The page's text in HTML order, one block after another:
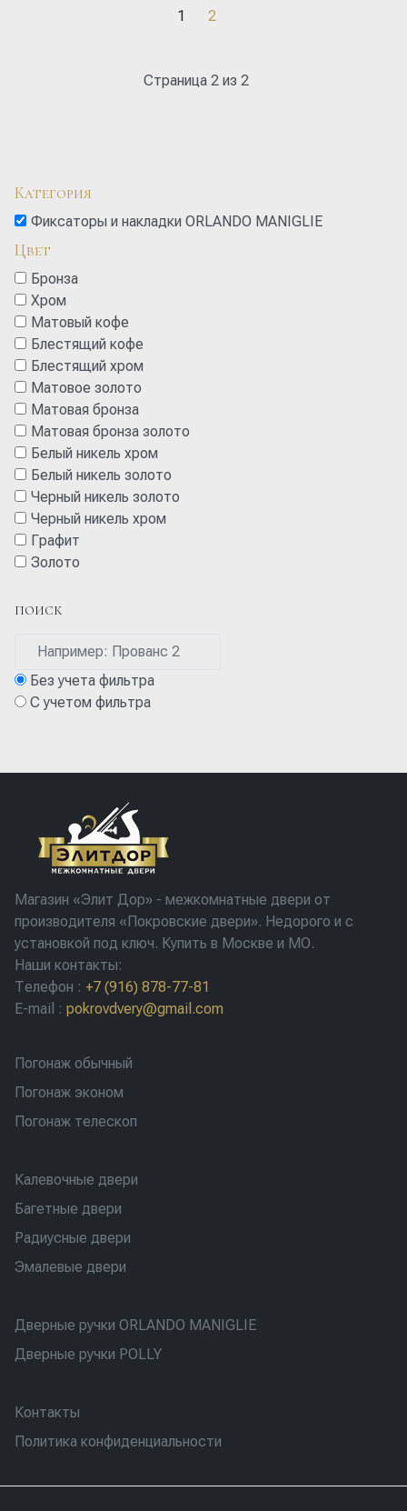
1 2
Страница 2 из 2
Категория
Фиксаторы и накладки ORLANDO MANIGLIE
Цвет
Бронза
Хром
Матовый кофе
Блестящий кофе
Блестящий хром
Матовое золото
Матовая бронза
Матовая бронза золото
Белый никель хром
Белый никель золото
Черный никель золото
Черный никель хром
Графит
Золото
ПОИСК
Без учета фильтра
С учетом фильтра
Магазин «Элит Дор» - межкомнатные двери от
производителя «Покровские двери». Недорого и с
установкой под ключ. Купить в Москве и МО.
Наши контакты:
Телефон : +7 (916) 878-77-81
E-mail : pokrovdvery@gmail.com
Погонаж обычный
Погонаж эконом
Погонаж телескоп
Калевочные двери
Багетные двери
Радиусные двери
Эмалевые двери
Дверные ручки ORLANDO MANIGLIE
Дверные ручки POLLY
Контакты
Политика конфиденциальности